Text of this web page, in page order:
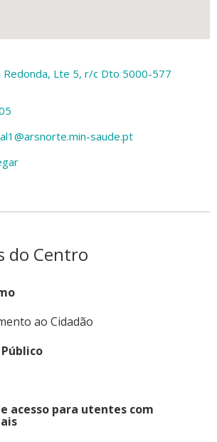
Redonda, Lte 5, r/c Dto 5000-577
saude.pt
do Centro
ao Cidadão
acesso para utentes com